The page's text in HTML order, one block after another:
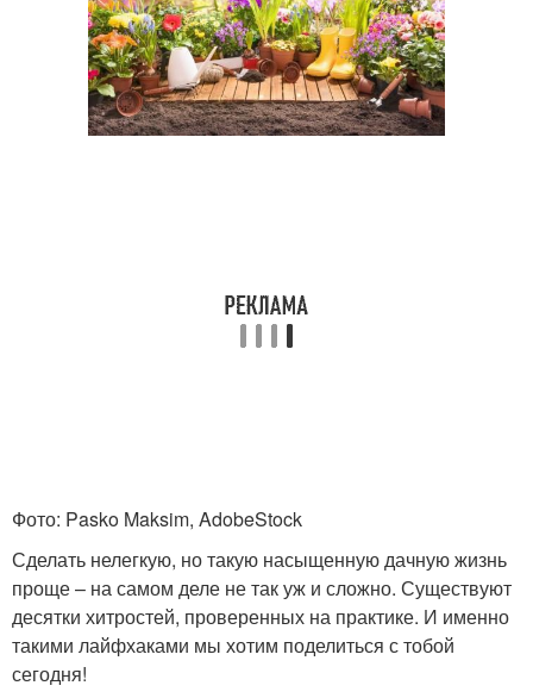
Фото: Pasko Maksim, AdobeStock
Сделать нелегкую, но такую насыщенную дачную жизнь
проще – на самом деле не так уж и сложно. Существуют
десятки хитростей, проверенных на практике. И именно
такими лайфхаками мы хотим поделиться с тобой
сегодня!